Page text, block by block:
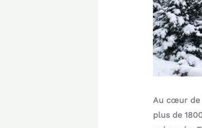
Au cœur de
plus de